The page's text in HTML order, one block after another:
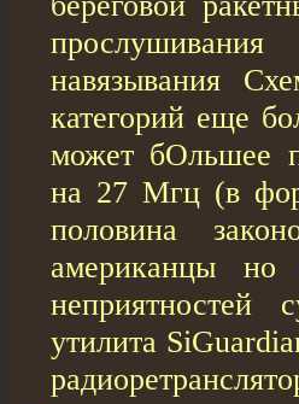
навязывания
категорий еще
может бОльшее
на 27 Мгц (в
половина
американцы но
неприятностей
утилита